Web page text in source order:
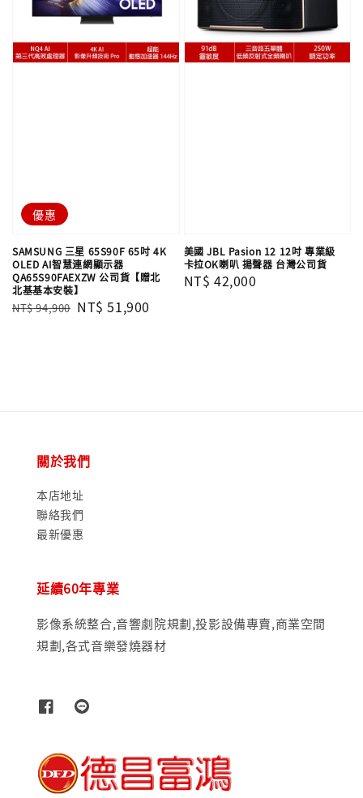
優惠
SAMSUNG 三星 65S90F 65吋 4K
OLED AI智慧連網顯示器
QA65S90FAEXZW 公司貨【贈北
北基基本安裝】
Regular
NT$ 94,900 Sale
NT$ 51,900
美國 JBL Pasion 12 12吋 專業級
卡拉OK喇叭 揚聲器 台灣公司貨
Regular
NT$ 42,000
關於我們
本店地址
聯絡我們
最新優惠
延續60年專業
影像系統整合,音響劇院規劃,投影設備專賣,商業空間
規劃,各式音樂發燒器材